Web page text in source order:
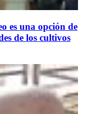
es una opción de
de los cultivos